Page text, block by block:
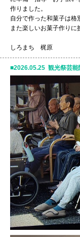
作りました。
自分で作った和菓子は格
また楽しいお菓子作りに
しろまち 梶原
2026.05.25 観光祭芸能